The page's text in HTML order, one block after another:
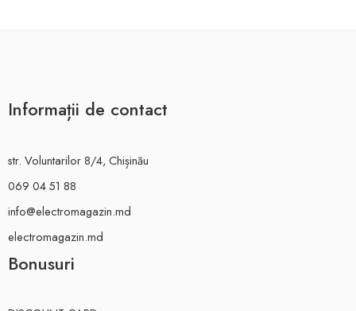
Informații de contact
str. Voluntarilor 8/4, Chișinău
069 04 51 88
info@electromagazin.md
electromagazin.md
Bonusuri